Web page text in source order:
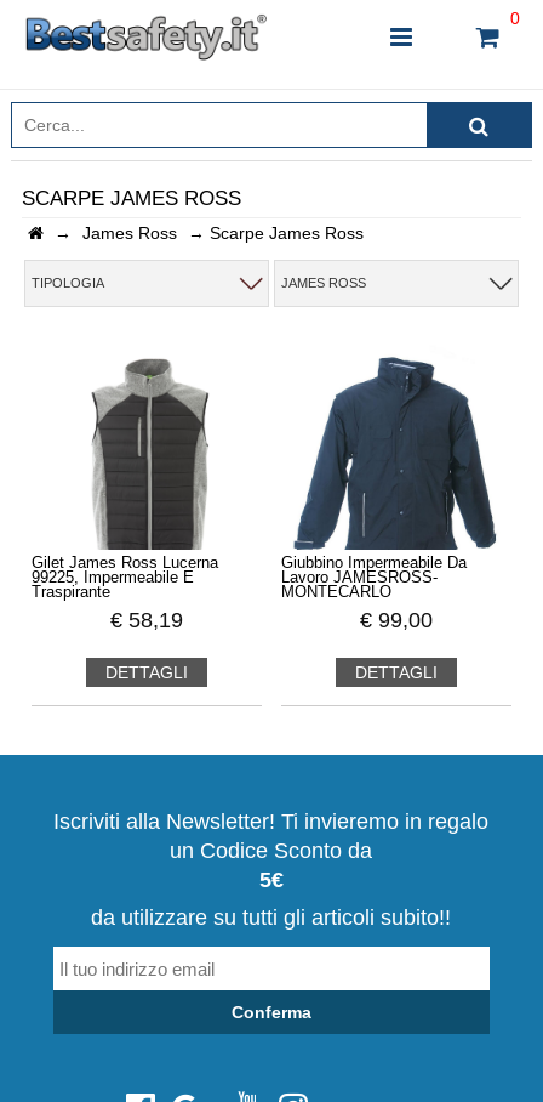
0
INSERISCI IL NOME DEL PRODOTTO CHE STAI
CERCANDO
SCARPE JAMES ROSS
→ James Ross → Scarpe James Ross
TIPOLOGIA JAMES ROSS
Gilet James Ross Lucerna
99225, Impermeabile E
Traspirante
€ 58,19
DETTAGLI
Giubbino Impermeabile Da
Lavoro JAMESROSS-
MONTECARLO
€ 99,00
DETTAGLI
Iscriviti alla Newsletter! Ti invieremo in regalo
un Codice Sconto da
5€
da utilizzare su tutti gli articoli subito!!
Conferma